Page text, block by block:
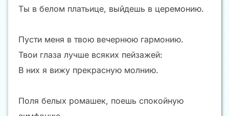
Ты в белом платьице, выйдешь в церемонию.
Пусти меня в твою вечернюю гармонию.
Твои глаза лучше всяких пейзажей:
В них я вижу прекрасную молнию.
Поля белых ромашек, поешь спокойную